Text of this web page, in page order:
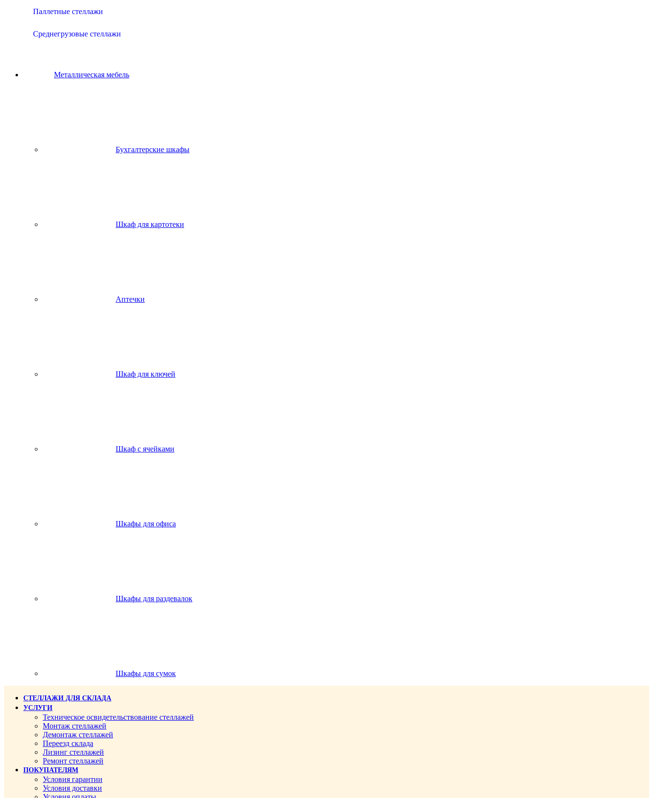
Паллетные стеллажи
Среднегрузовые стеллажи
Металлическая мебель
Бухгалтерские шкафы
Шкаф для картотеки
Аптечки
Шкаф для ключей
Шкаф с ячейками
Шкафы для офиса
Шкафы для раздевалок
Шкафы для сумок
СТЕЛЛАЖИ ДЛЯ СКЛАДА
УСЛУГИ
Техническое освидетельствование стеллажей
Монтаж стеллажей
Демонтаж стеллажей
Переезд склада
Лизинг стеллажей
Ремонт стеллажей
ПОКУПАТЕЛЯМ
Условия гарантии
Условия доставки